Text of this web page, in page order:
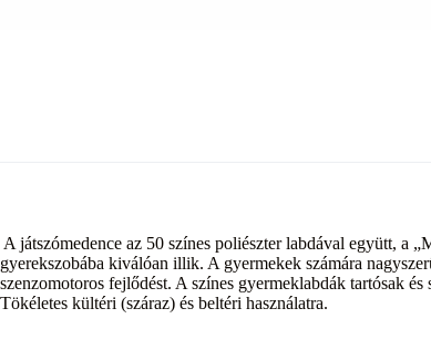
A játszómedence az 50 színes poliészter labdával együtt, a
gyerekszobába kiválóan illik. A gyermekek számára
szenzomotoros fejlődést. A színes gyermeklabdák tartósak
Tökéletes kültéri (száraz) és beltéri használatra.